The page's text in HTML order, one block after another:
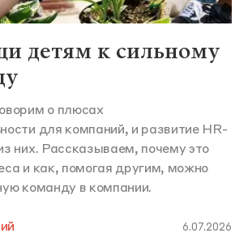
детям к сильному
о плюсах
для компаний, и развитие HR-
них. Рассказываем, почему это
и как, помогая другим, можно
команду в компании.
6.07.2026